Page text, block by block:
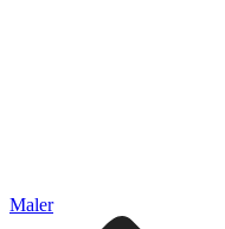
Maler